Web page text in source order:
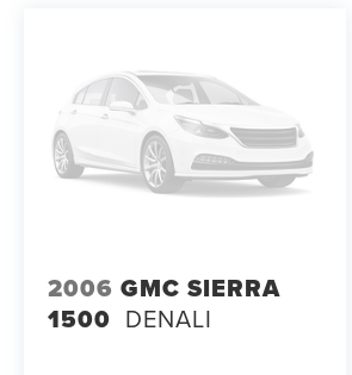
2006 GMC SIERRA
1500 DENALI